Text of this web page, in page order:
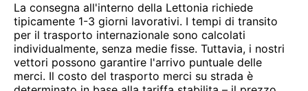
La consegna all'interno della Lettonia richiede
tipicamente 1-3 giorni lavorativi. I tempi di transito
per il trasporto internazionale sono calcolati
individualmente, senza medie fisse. Tuttavia, i nostri
vettori possono garantire l'arrivo puntuale delle
merci. Il costo del trasporto merci su strada è